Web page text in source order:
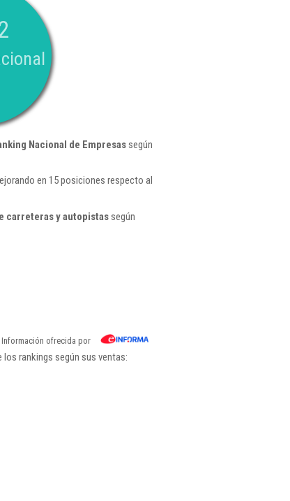
Nacional de Empresassegún
en 15 posiciones respecto al
carreteras y autopistassegún
Información ofrecida por
rankings según sus ventas: